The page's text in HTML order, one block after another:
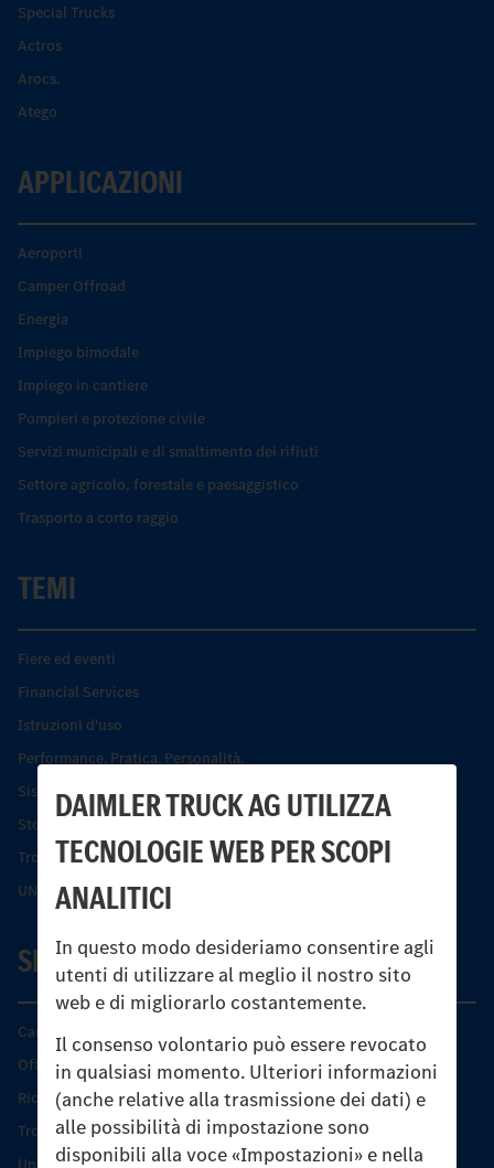
DAIMLER TRUCK AG UTILIZZA
TECNOLOGIE WEB PER SCOPI
ANALITICI
In questo modo desideriamo consentire agli
utenti di utilizzare al meglio il nostro sito
web e di migliorarlo costantemente.
Il consenso volontario può essere revocato
in qualsiasi momento. Ulteriori informazioni
(anche relative alla trasmissione dei dati) e
alle possibilità di impostazione sono
disponibili alla voce «Impostazioni» e nella
Special Trucks
Actros
Arocs.
Atego
APPLICAZIONI
Aeroporti
Camper Offroad
Energia
Impiego bimodale
Impiego in cantiere
Pompieri e protezione civile
Servizi municipali e di smaltimento dei rifiuti
Settore agricolo, forestale e paesaggistico
Trasporto a corto raggio
TEMI
Fiere ed eventi
Financial Services
Istruzioni d'uso
Performance. Pratica. Personalità.
Sistemi di assistenza alla guida e di sicurezza
Storia dell’Unimog
Trovare un partner
UNI-TOUCH®
SERVIZIO
Caratteristiche di prodotto
Offerta di servizio Unimog
Ricambi originali
Trovare un partner
Unimog Service Days